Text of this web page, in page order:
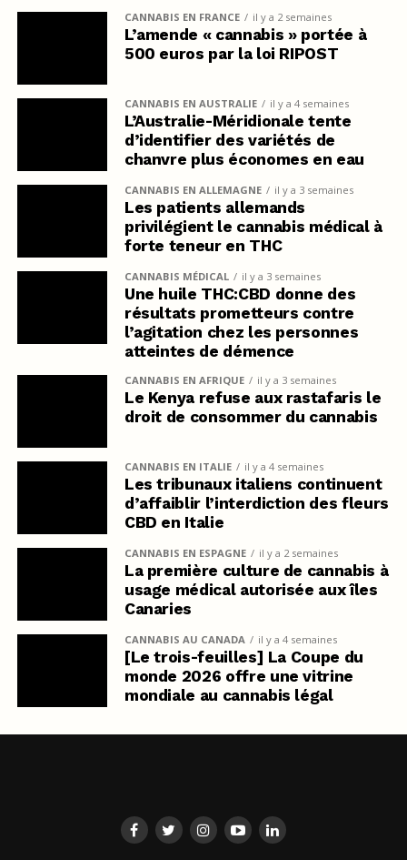
CANNABIS EN FRANCE il y a 2 semaines
L’amende « cannabis » portée à
500 euros par la loi RIPOST
CANNABIS EN AUSTRALIE il y a 4 semaines
L’Australie-Méridionale tente
d’identifier des variétés de
chanvre plus économes en eau
CANNABIS EN ALLEMAGNE il y a 3 semaines
Les patients allemands
privilégient le cannabis médical à
forte teneur en THC
CANNABIS MÉDICAL il y a 3 semaines
Une huile THC:CBD donne des
résultats prometteurs contre
l’agitation chez les personnes
atteintes de démence
CANNABIS EN AFRIQUE il y a 3 semaines
Le Kenya refuse aux rastafaris le
droit de consommer du cannabis
CANNABIS EN ITALIE il y a 4 semaines
Les tribunaux italiens continuent
d’affaiblir l’interdiction des fleurs
CBD en Italie
CANNABIS EN ESPAGNE il y a 2 semaines
La première culture de cannabis à
usage médical autorisée aux îles
Canaries
CANNABIS AU CANADA il y a 4 semaines
[Le trois-feuilles] La Coupe du
monde 2026 offre une vitrine
mondiale au cannabis légal